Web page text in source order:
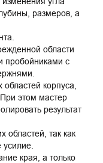
размеров, а
области
пробойниками с
корпуса,
При этом мастер
результат
областей, так как
края, а только